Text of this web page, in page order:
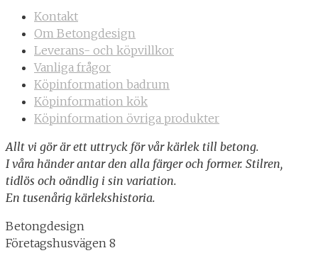
Kontakt
Om Betongdesign
Leverans- och köpvillkor
Vanliga frågor
Köpinformation badrum
Köpinformation kök
Köpinformation övriga produkter
Allt vi gör är ett uttryck för vår kärlek till betong.
I våra händer antar den alla färger och former. Stilren,
tidlös och oändlig i sin variation.
En tusenårig kärlekshistoria.
Betongdesign
Företagshusvägen 8